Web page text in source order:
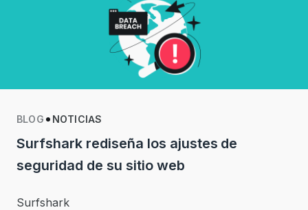
BLOG NOTICIAS
Surfshark rediseña los ajustes de
seguridad de su sitio web
Surfshark